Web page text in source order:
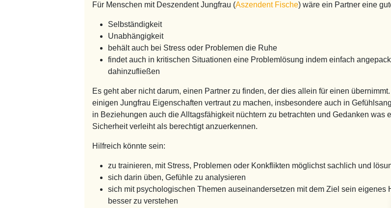
Für Menschen mit Deszendent Jungfrau (Aszendent Fische) wäre ein Partner eine
Selbständigkeit
Unabhängigkeit
behält auch bei Stress oder Problemen die Ruhe
findet auch in kritischen Situationen eine Problemlösung indem einfach
dahinzufließen
Es geht aber nicht darum, einen Partner zu finden, der dies allein für einen
einigen Jungfrau Eigenschaften vertraut zu machen, insbesondere auch in
in Beziehungen auch die Alltagsfähigkeit nüchtern zu betrachten und Gedanken was
Sicherheit verleiht als berechtigt anzuerkennen.
Hilfreich könnte sein:
zu trainieren, mit Stress, Problemen oder Konkflikten möglichst sachlich und
sich darin üben, Gefühle zu analysieren
sich mit psychologischen Themen auseinandersetzen mit dem Ziel sein eigenes
besser zu verstehen